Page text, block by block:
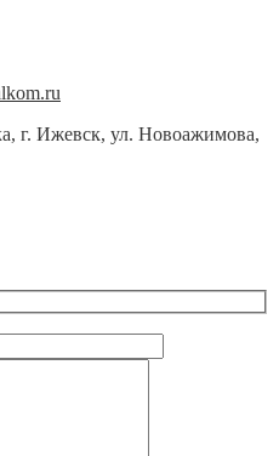
г. Ижевск, ул. Новоажимова,